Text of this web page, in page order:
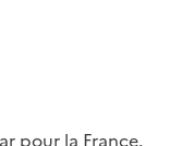
pour la France.